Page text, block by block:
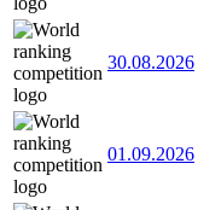
30.08.2026
01.09.2026